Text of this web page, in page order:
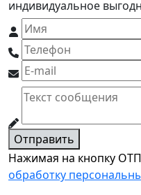
индивидуальное
Отправить
Нажимая на кнопку
обработку